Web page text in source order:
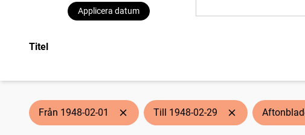
Applicera datum
Titel
Från 1948-02-01 Till 1948-02-29